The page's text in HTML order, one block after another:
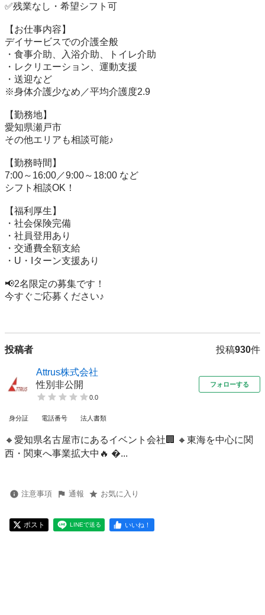
✅残業なし・希望シフト可
【お仕事内容】
デイサービスでの介護全般
・食事介助、入浴介助、トイレ介助
・レクリエーション、運動支援
・送迎など
※身体介護少なめ／平均介護度2.9
【勤務地】
愛知県瀬戸市
その他エリアも相談可能♪
【勤務時間】
7:00～16:00／9:00～18:00 など
シフト相談OK！
【福利厚生】
・社会保険完備
・社員登用あり
・交通費全額支給
・U・Iターン支援あり
📢2名限定の募集です！
今すぐご応募ください♪
投稿者 投稿930件
Attrus株式会社
性別非公開
0.0
フォローする
身分証 電話番号 法人書類
🔸愛知県名古屋市にあるイベント会社🏢 🔸東海を中心に関
西・関東へ事業拡大中🔥 ...
注意事項 通報 お気に入り
ポスト LINEで送る いいね！